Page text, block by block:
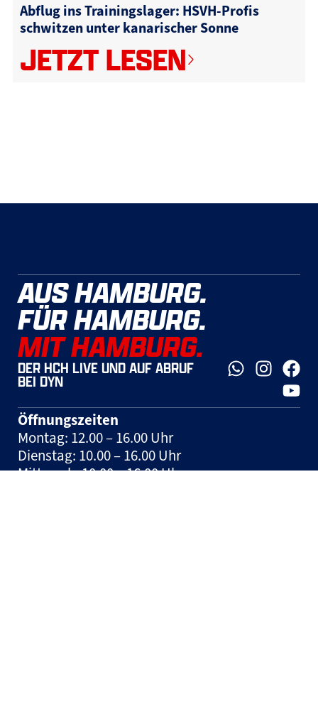
Abflug ins Trainingslager: HSVH-Profis
schwitzen unter kanarischer Sonne
JETZT LESEN
AUS HAMBURG.
FÜR HAMBURG.
MIT HAMBURG.
DER HCH LIVE UND AUF ABRUF
BEI DYN
Öffnungszeiten
Montag: 12.00 – 16.00 Uhr
Dienstag: 10.00 – 16.00 Uhr
Mittwoch: 10.00 – 16.00 Uhr